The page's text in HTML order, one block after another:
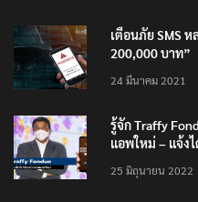
เตือนภัย SMS
200,000 บาท”
24 มีนาคม 2021
รู้จัก Traffy
แอพใหม่ – แจ้ง
25 มิถุนายน 2022